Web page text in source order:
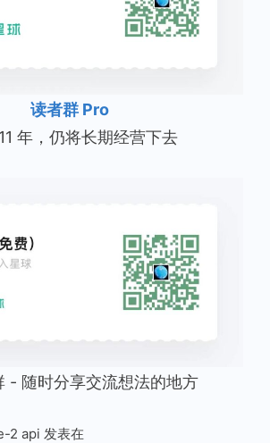
读者群 Pro
年，仍将长期经营下去
- 随时分享交流想法的地方
2 api 发表在